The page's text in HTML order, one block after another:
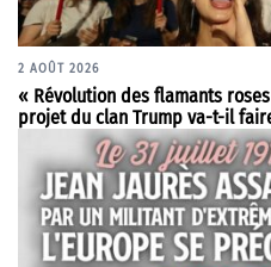
2 AOÛT 2026
« Révolution des flamants
projet du clan Trump va-t-il